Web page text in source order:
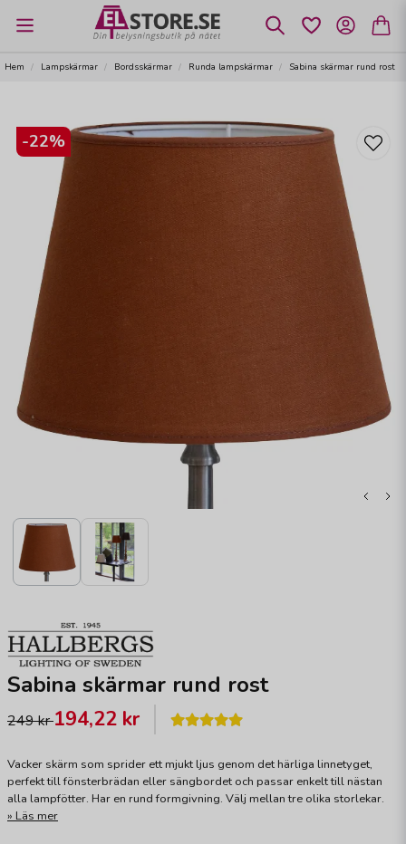
Hem Lampskärmar Bordsskärmar Runda lampskärmar Sabina skärmar rund rost
-22%
Sabina skärmar rund rost
249 kr194,22 kr
Vacker skärm som sprider ett mjukt ljus genom det härliga linnetyget,
perfekt till fönsterbrädan eller sängbordet och passar enkelt till nästan
alla lampfötter. Har en rund formgivning. Välj mellan tre olika storlekar.
Läs mer